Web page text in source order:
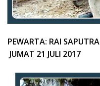
PEWARTA: RAI SAPUTRA
JUMAT 21 JULI 2017